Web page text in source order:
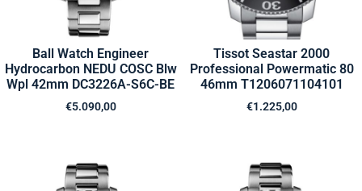
Ball Watch Engineer
Hydrocarbon NEDU COSC Blw
Wpl 42mm DC3226A-S6C-BE
€5.090,00
Tissot Seastar 2000
Professional Powermatic 80
46mm T1206071104101
€1.225,00